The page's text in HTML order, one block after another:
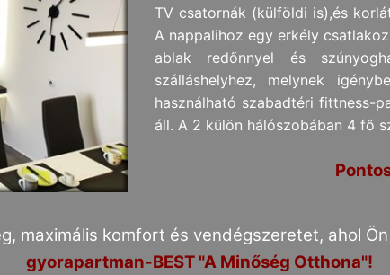
TV csatornák (külföldi is),és
A nappalihoz egy erkély
ablak redőnnyel és
szálláshelyhez, melynek
használható szabadtéri fittness-
áll. A 2 külön hálószobában 4 fő
maximális komfort és vendégszeretet, ahol
gyorapartman-BEST "A Minőség Otthona"!